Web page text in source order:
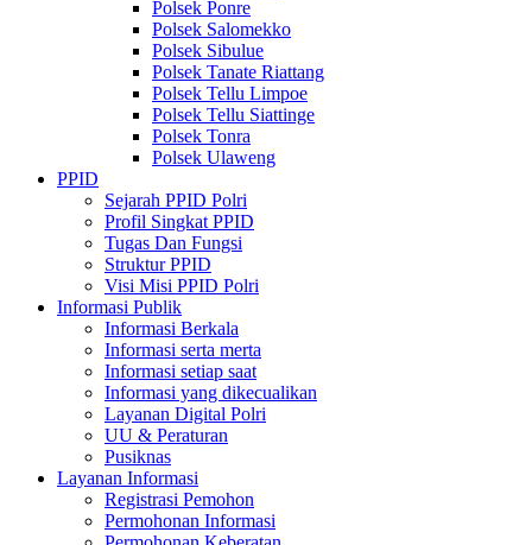
Polsek Ponre
Polsek Salomekko
Polsek Sibulue
Polsek Tanate Riattang
Polsek Tellu Limpoe
Polsek Tellu Siattinge
Polsek Tonra
Polsek Ulaweng
PPID
Sejarah PPID Polri
Profil Singkat PPID
Tugas Dan Fungsi
Struktur PPID
Visi Misi PPID Polri
Informasi Publik
Informasi Berkala
Informasi serta merta
Informasi setiap saat
Informasi yang dikecualikan
Layanan Digital Polri
UU & Peraturan
Pusiknas
Layanan Informasi
Registrasi Pemohon
Permohonan Informasi